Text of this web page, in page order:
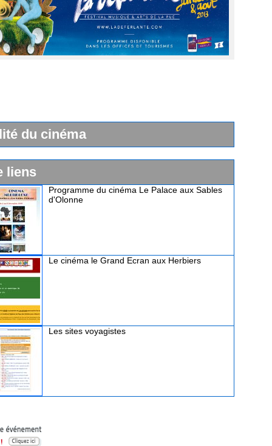
du cinéma
liens
Programme du cinéma Le Palace aux Sables
d'Olonne
Le cinéma le Grand Ecran aux Herbiers
Les sites voyagistes